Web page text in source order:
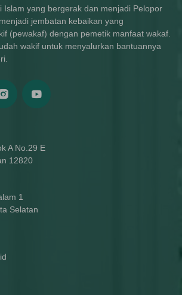
Islam yang bergerak dan menjadi Pelopor
jembatan kebaikan yang
(pewakaf) dengan pemetik manfaat wakaf.
wakif untuk menyalurkan bantuannya
A No.29 E
12820
1
Selatan